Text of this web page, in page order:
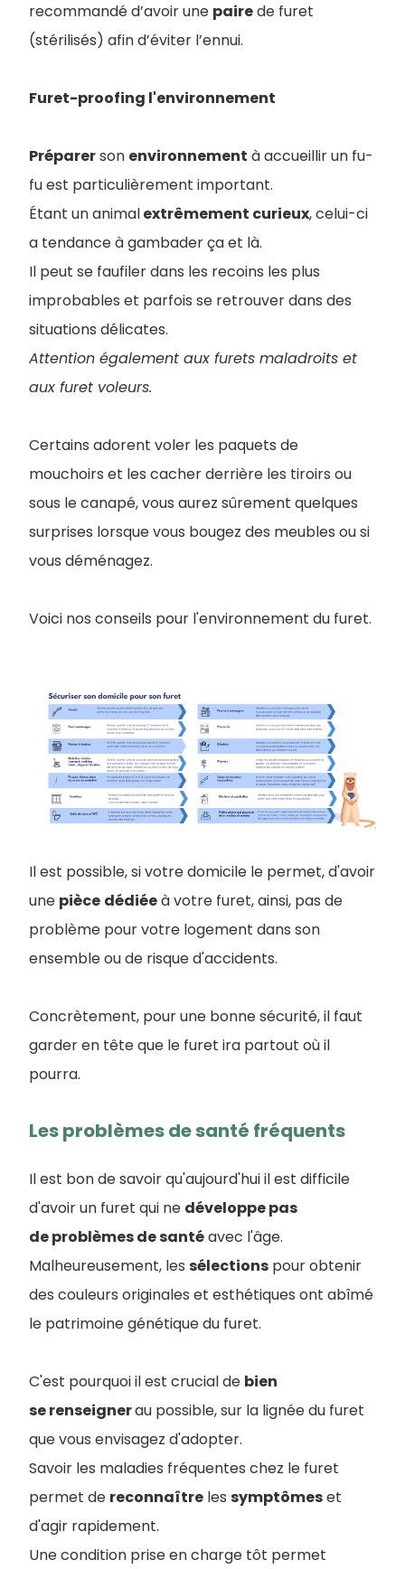
recommandé d’avoir une pairede furet
(stérilisés) afin d’éviter l’ennui.
Furet-proofing l'environnement
Préparerson environnement à accueillir un fu-
fu est particulièrement important.
Étant un animalextrêmement curieux, celui-ci
a tendance à gambader ça et là.
Il peut se faufiler dans les recoins les plus
improbables et parfois se retrouver dans des
situations délicates.
Attention également aux furets maladroits et
aux furet voleurs.
Certains adorent voler les paquets de
mouchoirs et les cacher derrière les tiroirs ou
sous le canapé, vous aurez sûrement quelques
surprises lorsque vous bougez des meubles ou si
vous déménagez.
Voici nos conseils pour l'environnement du furet.
Il est possible, si votre domicile le permet, d'avoir
une pièce dédiéeà votre furet, ainsi, pas de
problème pour votre logement dans son
ensemble ou de risque d'accidents.
Concrètement, pour une bonne sécurité, il faut
garder en tête que le furet ira partout où il
pourra.
Les problèmes de santé fréquents
Il est bon de savoir qu'aujourd'hui il est difficile
d'avoir un furet qui ne développe pas
de problèmes de santéavec l'âge.
Malheureusement, les sélections pour obtenir
des couleurs originales et esthétiques ont abîmé
le patrimoine génétique du furet.
C'est pourquoi il est crucial de bien
se renseignerau possible, sur la lignée du furet
que vous envisagez d'adopter.
Savoir les maladies fréquentes chez le furet
permet de reconnaître les symptômeset
d'agir rapidement.
Une condition prise en charge tôt permet